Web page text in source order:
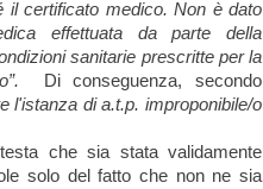
il certificato medico. Non è dato
effettuata da parte della
sanitarie prescritte per la
Di conseguenza, secondo
l'istanza di a.t.p. improponibile/o
che sia stata validamente
solo del fatto che non ne sia